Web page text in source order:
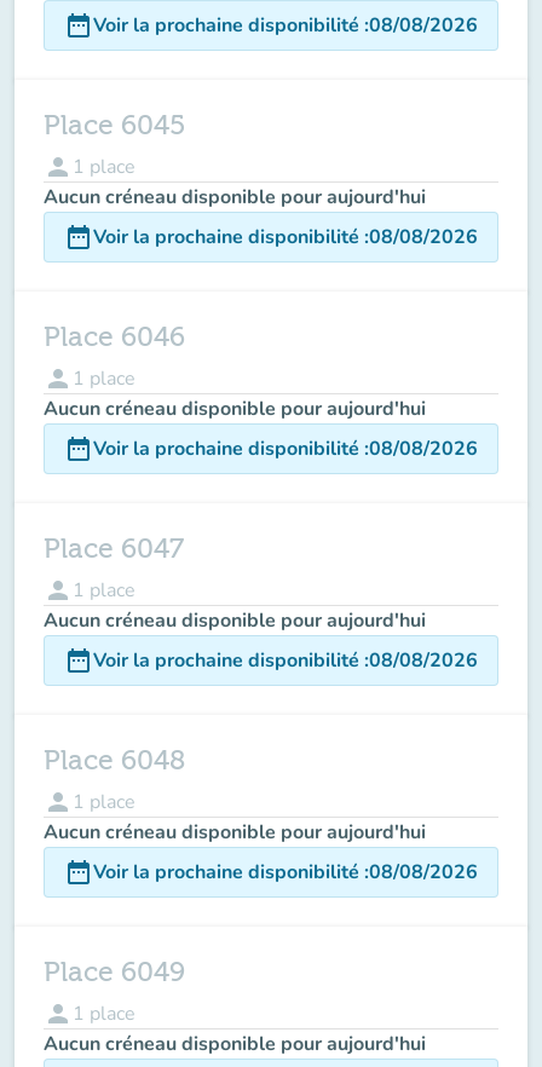
date_rangeVoir la prochaine disponibilité :08/08/2026
Place 6045
person 1 place
Aucun créneau disponible pour aujourd'hui
date_rangeVoir la prochaine disponibilité :08/08/2026
Place 6046
person 1 place
Aucun créneau disponible pour aujourd'hui
date_rangeVoir la prochaine disponibilité :08/08/2026
Place 6047
person 1 place
Aucun créneau disponible pour aujourd'hui
date_rangeVoir la prochaine disponibilité :08/08/2026
Place 6048
person 1 place
Aucun créneau disponible pour aujourd'hui
date_rangeVoir la prochaine disponibilité :08/08/2026
Place 6049
person 1 place
Aucun créneau disponible pour aujourd'hui